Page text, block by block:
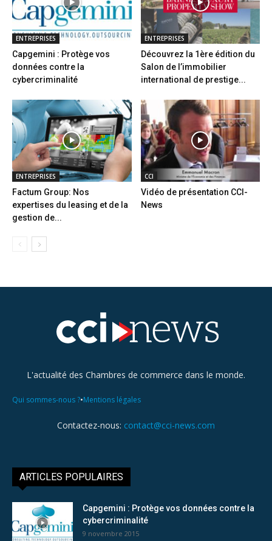
ENTREPRISES
Capgemini : Protège vos
données contre la
cybercriminalité
ENTREPRISES
Découvrez la 1ère édition du
Salon de l’immobilier
international de prestige...
ENTREPRISES
Factum Group: Nos
expertises du leasing et de la
gestion de...
CCI
Vidéo de présentation CCI-
News
L'actualité des Chambres de commerce dans le monde.
Qui sommes-nous ?•Mentions légales
Contactez-nous: contact@cci-news.com
ARTICLES POPULAIRES
Capgemini : Protège vos données contre la
cybercriminalité
9 novembre 2015